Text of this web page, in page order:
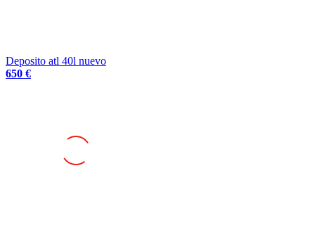
Deposito atl 40l nuevo
650 €